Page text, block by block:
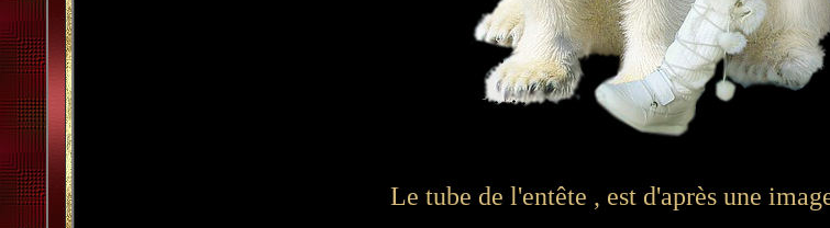
Le tube de l'entête , est d'après une